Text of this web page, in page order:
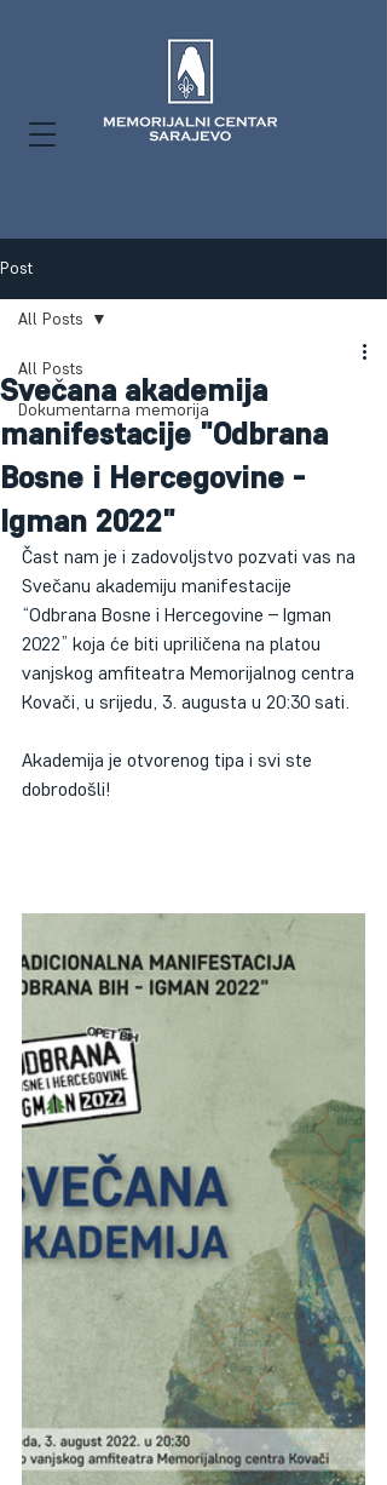
Post
All Posts
Dokumentarna memorija
All Posts
Svečana akademija
manifestacije "Odbrana
Bosne i Hercegovine -
Igman 2022"
Čast nam je i zadovoljstvo pozvati vas na
Svečanu akademiju manifestacije
“Odbrana Bosne i Hercegovine – Igman
2022” koja će biti upriličena na platou
vanjskog amfiteatra Memorijalnog centra
Kovači, u srijedu, 3. augusta u 20:30 sati.
Akademija je otvorenog tipa i svi ste
dobrodošli!